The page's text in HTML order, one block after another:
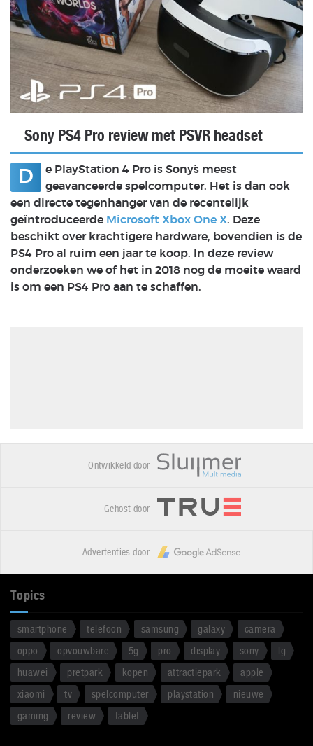
Sony PS4 Pro review met PSVR headset
D
e PlayStation 4 Pro is Sony´s meest
geavanceerde spelcomputer. Het is dan ook
een directe tegenhanger van de recentelijk
geïntroduceerde Microsoft Xbox One X. Deze
beschikt over krachtigere hardware, bovendien is de
PS4 Pro al ruim een jaar te koop. In deze review
onderzoeken we of het in 2018 nog de moeite waard
is om een PS4 Pro aan te schaffen.
Ontwikkeld door
Gehost door
Advertenties door
Topics
smartphone telefoon samsung galaxy
camera
oppo
opvouwbare 5g pro display sony
lg
huawei
pretpark kopen attractiepark
apple
xiaomi
tv spelcomputer playstation
nieuwe
gaming
review tablet